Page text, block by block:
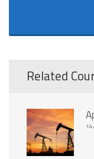
Related